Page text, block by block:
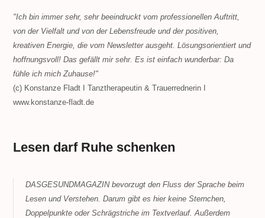
"Ich bin immer sehr, sehr beeindruckt vom professionellen Auftritt,
von der Vielfalt und von der Lebensfreude und der positiven,
kreativen Energie, die vom Newsletter ausgeht. Lösungsorientiert und
hoffnungsvoll! Das gefällt mir sehr. Es ist einfach wunderbar: Da
fühle ich mich Zuhause!"
(c) Konstanze Fladt I Tanztherapeutin & Trauerrednerin I
www.konstanze-fladt.de
Lesen darf Ruhe schenken
DASGESUNDMAGAZIN bevorzugt den Fluss der Sprache beim
Lesen und Verstehen. Darum gibt es hier keine Sternchen,
Doppelpunkte oder Schrägstriche im Textverlauf. Außerdem